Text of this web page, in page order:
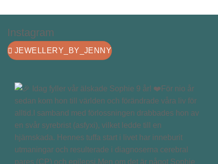
Instagram
JEWELLERY_BY_JENNY